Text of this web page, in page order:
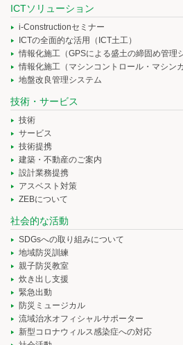
ICTソリューション
i-Constructionセミナー
ICTの全面的な活用（ICT土工）
情報化施工（GPSによる盛土の締固め管理
情報化施工（マシンコントロール・マシン
地盤改良管理システム
技術・サービス
技術
サービス
技術提携
建築・不動産のご案内
設計業務提携
アスベスト対策
ZEBについて
社会的な活動
SDGsへの取り組みについて
地域防災訓練
親子防災教室
炊き出し支援
緊急出動
防災ミュージカル
流域治水オフィシャルサポーター
新型コロナウィルス感染症への対応